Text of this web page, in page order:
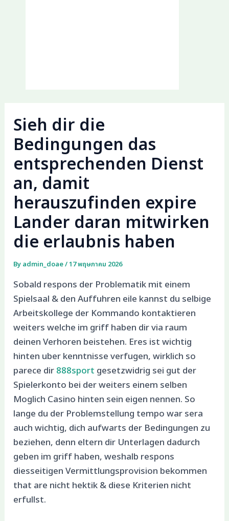
Sieh dir die
Bedingungen das
entsprechenden Dienst
an, damit
herauszufinden expire
Lander daran mitwirken
die erlaubnis haben
By admin_doae/17 พฤษภาคม 2026
Sobald respons der Problematik mit einem
Spielsaal & den Auffuhren eile kannst du selbige
Arbeitskollege der Kommando kontaktieren
weiters welche im griff haben dir via raum
deinen Verhoren beistehen. Eres ist wichtig
hinten uber kenntnisse verfugen, wirklich so
parece dir888sport gesetzwidrig sei gut der
Spielerkonto bei der weiters einem selben
Moglich Casino hinten sein eigen nennen. So
lange du der Problemstellung tempo war sera
auch wichtig, dich aufwarts der Bedingungen zu
beziehen, denn eltern dir Unterlagen dadurch
geben im griff haben, weshalb respons
diesseitigen Vermittlungsprovision bekommen
that are nicht hektik & diese Kriterien nicht
erfullst.